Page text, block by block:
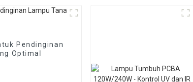
Pendinginan
Optimal